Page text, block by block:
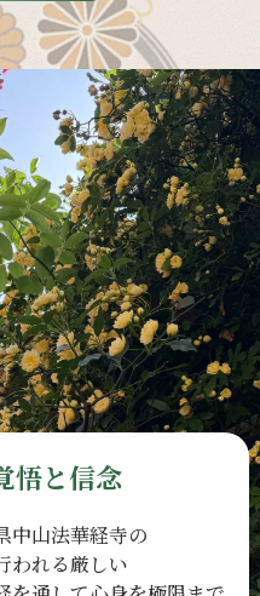
悟と信念
中山法華経寺の
われる厳しい